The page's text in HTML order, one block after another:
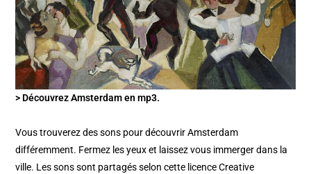
> Découvrez Amsterdam en mp3.
Vous trouverez des sons pour découvrir Amsterdam
différemment. Fermez les yeux et laissez vous immerger dans la
ville. Les sons sont partagés selon cette licence Creative